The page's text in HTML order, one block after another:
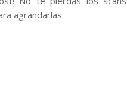
agrandarlas.